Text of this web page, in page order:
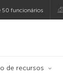
50 funcionários
de recursos